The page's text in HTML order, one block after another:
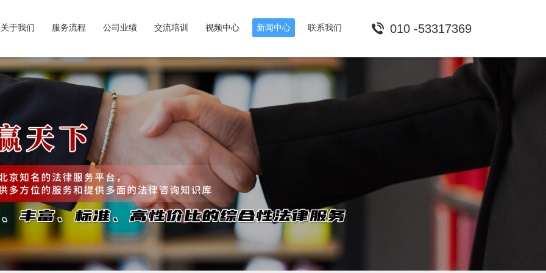
关于我们 服务流程 公司业绩 交流培训 视频中心 新闻中心 联系我们 010 -53317369